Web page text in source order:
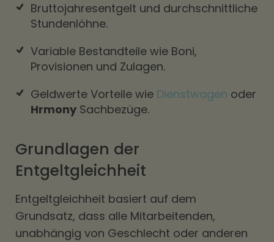
Bruttojahresentgelt und durchschnittliche
Stundenlöhne.
Variable Bestandteile wie Boni,
Provisionen und Zulagen.
Geldwerte Vorteile wie Dienstwagen oder
Hrmony Sachbezüge.
Grundlagen der
Entgeltgleichheit
Entgeltgleichheit basiert auf dem
Grundsatz, dass alle Mitarbeitenden,
unabhängig von Geschlecht oder anderen